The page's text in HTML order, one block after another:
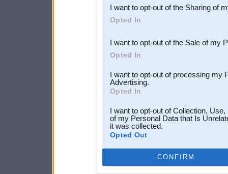
Downstream Participants
third parties.
I want to opt-out of the Sharing of
Opted In
I want to opt-out of the Sale of my
Opted In
I want to opt-out of processing my
Advertising.
Opted In
I want to opt-out of Collection,
of my Personal Data that Is
it was collected.
Opted Out
CONFIRM